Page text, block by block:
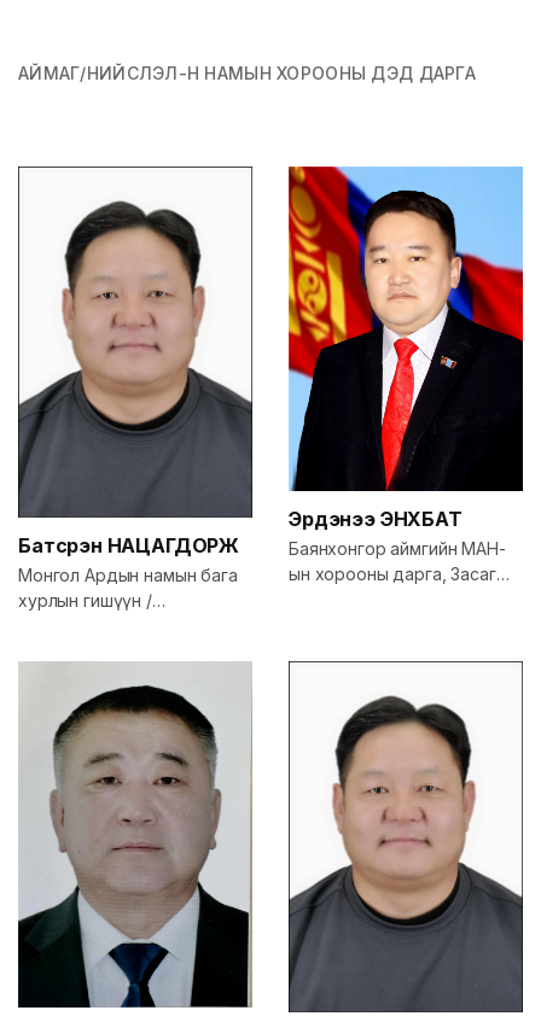
АЙМАГ/НИЙСЛЭЛ-Н НАМЫН ХОРООНЫ ДЭД ДАРГА
Батсүрэн НАЦАГДОРЖ
Монгол Ардын намын бага
хурлын гишүүн /
Эрдэнээ ЭНХБАТ
Баянхонгор аймгийн МАН-
ын хорооны дарга, Засаг